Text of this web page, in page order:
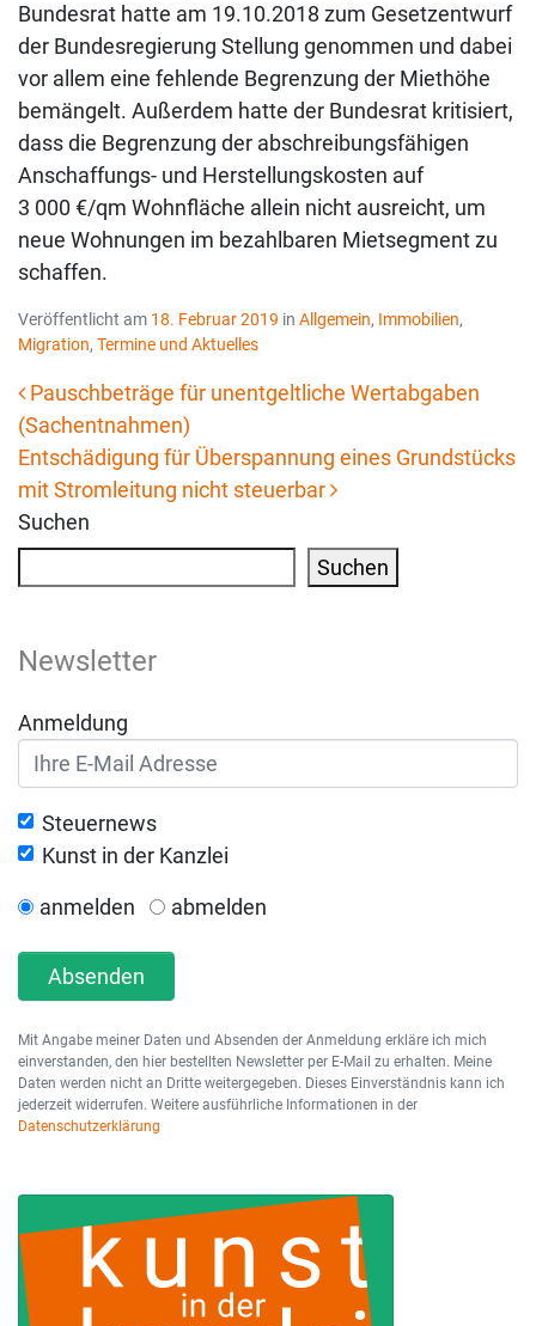
Bundesrat hatte am 19.10.2018 zum Gesetzentwurf
der Bundesregierung Stellung genommen und dabei
vor allem eine fehlende Begrenzung der Miethöhe
bemängelt. Außerdem hatte der Bundesrat kritisiert,
dass die Begrenzung der abschreibungsfähigen
Anschaffungs- und Herstellungskosten auf
3 000 €/qm Wohnfläche allein nicht ausreicht, um
neue Wohnungen im bezahlbaren Mietsegment zu
schaffen.
Veröffentlicht am 18. Februar 2019 in Allgemein, Immobilien,
Migration, Termine und Aktuelles
Beitrags-Navigation
Pauschbeträge für unentgeltliche Wertabgaben
(Sachentnahmen)
Entschädigung für Überspannung eines Grundstücks
mit Stromleitung nicht steuerbar
Suchen
Suchen
Newsletter
Anmeldung
Steuernews
Kunst in der Kanzlei
anmelden abmelden
Absenden
Mit Angabe meiner Daten und Absenden der Anmeldung erkläre ich mich
einverstanden, den hier bestellten Newsletter per E-Mail zu erhalten. Meine
Daten werden nicht an Dritte weitergegeben. Dieses Einverständnis kann ich
jederzeit widerrufen. Weitere ausführliche Informationen in der
Datenschutzerklärung